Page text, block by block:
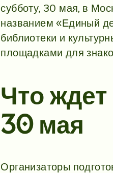
субботу, 30 мая, в
названием «Единый
библиотеки и
площадками для
Что
30 мая
Организаторы